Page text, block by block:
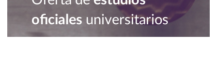
oficiales universitarios